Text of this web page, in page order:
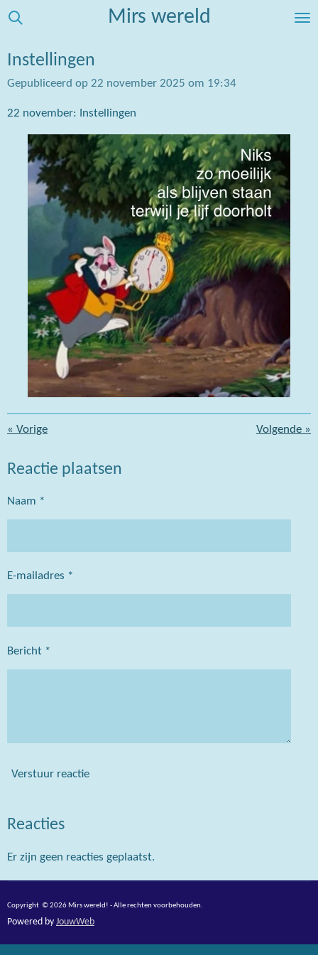
Ga
naar
de
hoofdinhoud
Mirs wereld
Instellingen
Gepubliceerd op 22 november 2025 om 19:34
22 november: Instellingen
« Vorige Volgende »
Reactie plaatsen
Naam *
E-mailadres *
Bericht *
Verstuur reactie
Reacties
Er zijn geen reacties geplaatst.
Copyright © 2026 Mirs wereld! - Alle rechten voorbehouden.
Powered by JouwWeb